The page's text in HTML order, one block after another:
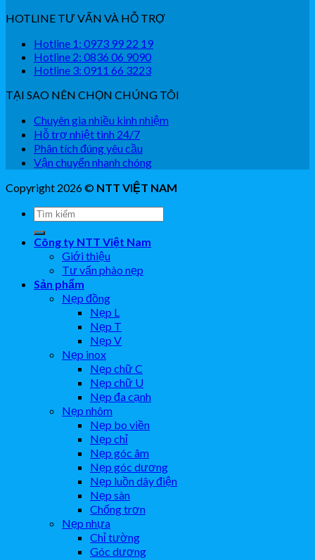
HOTLINE TƯ VẤN VÀ HỖ TRỢ
Hotline 1: 0973 99 22 19
Hotline 2: 0836 06 9090
Hotline 3: 0911 66 3223
TẠI SAO NÊN CHỌN CHÚNG TÔI
Chuyên gia nhiều kinh nhiệm
Hỗ trợ nhiệt tình 24/7
Phân tích đúng yêu cầu
Vận chuyển nhanh chóng
Copyright 2026 © NTT VIỆT NAM
Công ty NTT Việt Nam
Giới thiệu
Tư vấn phào nẹp
Sản phẩm
Nẹp đồng
Nẹp L
Nẹp T
Nẹp V
Nẹp inox
Nẹp chữ C
Nẹp chữ U
Nẹp đa cạnh
Nẹp nhôm
Nẹp bo viền
Nẹp chỉ
Nẹp góc âm
Nẹp góc dương
Nẹp luồn dây điện
Nẹp sàn
Chống trơn
Nẹp nhựa
Chỉ tường
Góc dương